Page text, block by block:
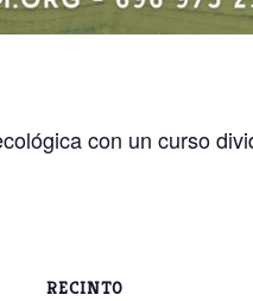
con un curso
RECINTO